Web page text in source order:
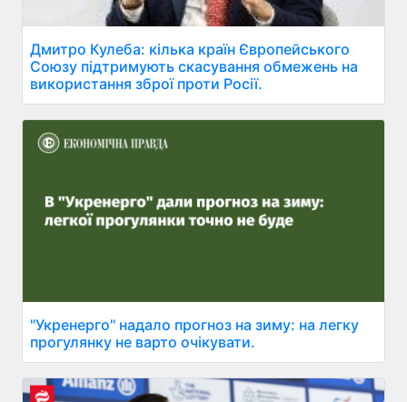
Дмитро Кулеба: кілька країн Європейського
Союзу підтримують скасування обмежень на
використання зброї проти Росії.
"Укренерго" надало прогноз на зиму: на легку
прогулянку не варто очікувати.